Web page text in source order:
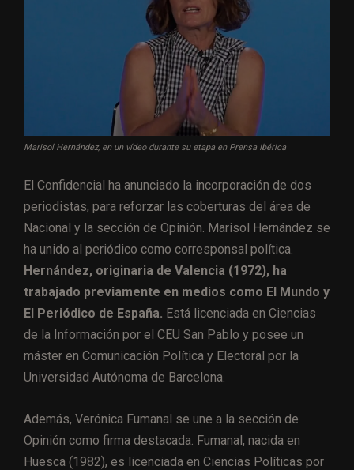
Marisol Hernández, en un vídeo durante su etapa en Prensa Ibérica
El Confidencial ha anunciado la incorporación de dos
periodistas, para reforzar las coberturas del área de
Nacional y la sección de Opinión. Marisol Hernández se
ha unido al periódico como corresponsal política.
Hernández, originaria de Valencia (1972), ha
trabajado previamente en medios como El Mundo y
El Periódico de España. Está licenciada en Ciencias
de la Información por el CEU San Pablo y posee un
máster en Comunicación Política y Electoral por la
Universidad Autónoma de Barcelona.
Además, Verónica Fumanal se une a la sección de
Opinión como firma destacada. Fumanal, nacida en
Huesca (1982), es licenciada en Ciencias Políticas por